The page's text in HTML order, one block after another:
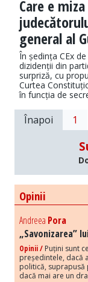
Care e
general al
În ședința CEx
dizidenții din
surpriză, cu
Curtea
în funcția de
Înapoi 1
Opinii
Andreea Pora
„Savonizarea”
Opinii / Puțini sunt
președintele, dacă
politică, suprapusă
dacă mai are un